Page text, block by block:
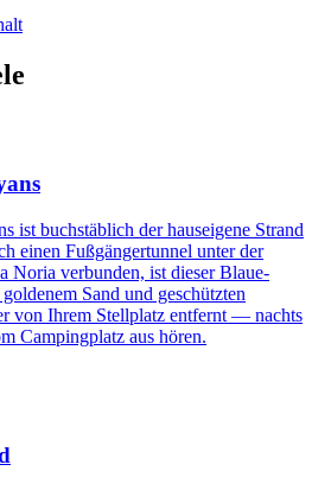
ist buchstäblich der hauseigene Strand
einen Fußgängertunnel unter der
Noria verbunden, ist dieser Blaue-
Sand und geschützten
von Ihrem Stellplatz entfernt — nachts
Campingplatz aus hören.